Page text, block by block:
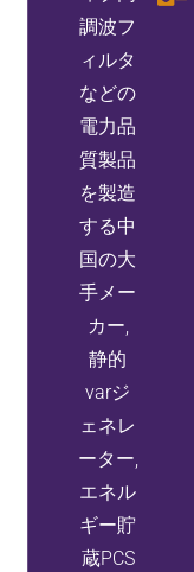
調波フ
ィルタ
などの
電力品
質製品
を製造
する中
国の大
手メー
カー,
静的
varジ
ェネレ
ーター,
エネル
ギー貯
蔵PCS